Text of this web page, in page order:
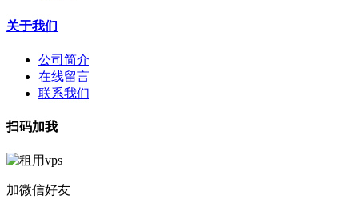
关于我们
公司简介
在线留言
联系我们
扫码加我
加微信好友